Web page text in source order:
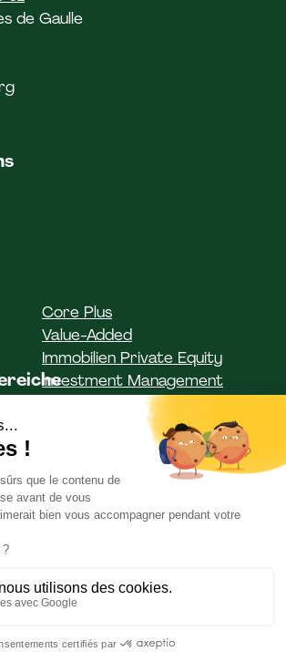
de Gaulle
Core Plus
Value-Added
Immobilien Private Equity
Investment Management
Investor Solutions
Asset Management
Institutionelle Kunden
Privatkunden
Unser Engagement
Team